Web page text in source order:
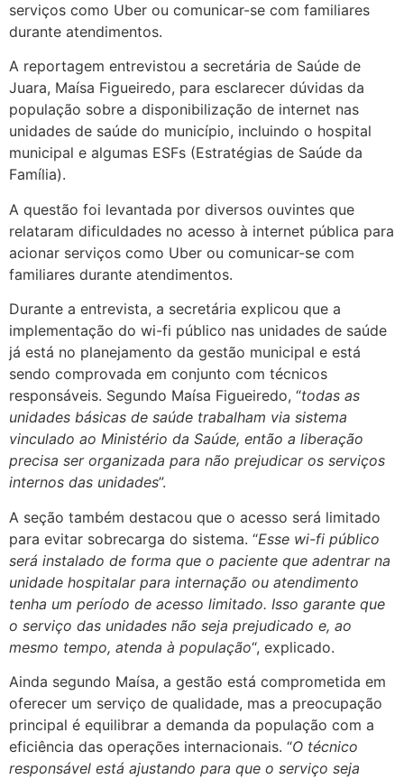
serviços como Uber ou comunicar-se com familiares
durante atendimentos.
A reportagem entrevistou a secretária de Saúde de
Juara, Maísa Figueiredo, para esclarecer dúvidas da
população sobre a disponibilização de internet nas
unidades de saúde do município, incluindo o hospital
municipal e algumas ESFs (Estratégias de Saúde da
Família).
A questão foi levantada por diversos ouvintes que
relataram dificuldades no acesso à internet pública para
acionar serviços como Uber ou comunicar-se com
familiares durante atendimentos.
Durante a entrevista, a secretária explicou que a
implementação do wi-fi público nas unidades de saúde
já está no planejamento da gestão municipal e está
sendo comprovada em conjunto com técnicos
responsáveis. Segundo Maísa Figueiredo, “todas as
unidades básicas de saúde trabalham via sistema
vinculado ao Ministério da Saúde, então a liberação
precisa ser organizada para não prejudicar os serviços
internos das unidades”.
A seção também destacou que o acesso será limitado
para evitar sobrecarga do sistema. “Esse wi-fi público
será instalado de forma que o paciente que adentrar na
unidade hospitalar para internação ou atendimento
tenha um período de acesso limitado. Isso garante que
o serviço das unidades não seja prejudicado e, ao
mesmo tempo, atenda à população“, explicado.
Ainda segundo Maísa, a gestão está comprometida em
oferecer um serviço de qualidade, mas a preocupação
principal é equilibrar a demanda da população com a
eficiência das operações internacionais. “O técnico
responsável está ajustando para que o serviço seja